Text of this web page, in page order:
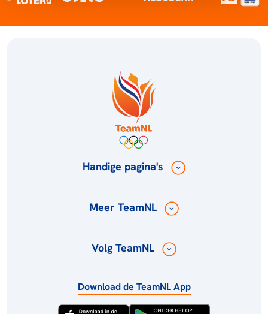
Handige pagina's
Meer TeamNL
Volg TeamNL
Download de TeamNL App